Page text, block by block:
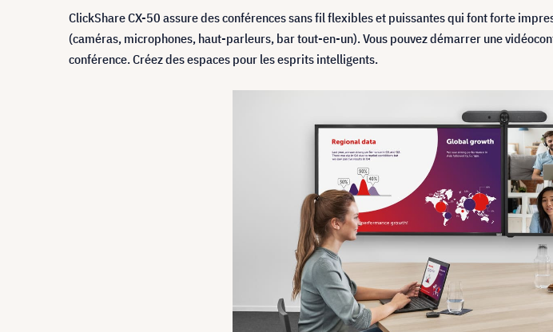
ClickShare CX-50 assure des conférences sans fil flexibles et puissantes qui font forte
(caméras, microphones, haut-parleurs, bar tout-en-un). Vous pouvez démarrer une
conférence. Créez des espaces pour les esprits intelligents.